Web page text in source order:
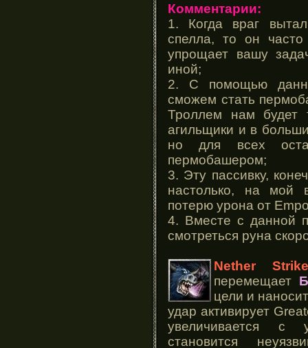
Комментарии:
1. Когда враг
спелла, то он часто
упрощает вашу
иной;
2. С помощью
сможем стать
Троллем нам будет
агильщики и в
но для всех
пермобашером;
3. Эту пассивку,
настолько, на мой
потерю урона от
4. Вместе с данной
смотреться руна
Nether Strike
перемещает
цели и
удар активирует
увеличивается с
становится